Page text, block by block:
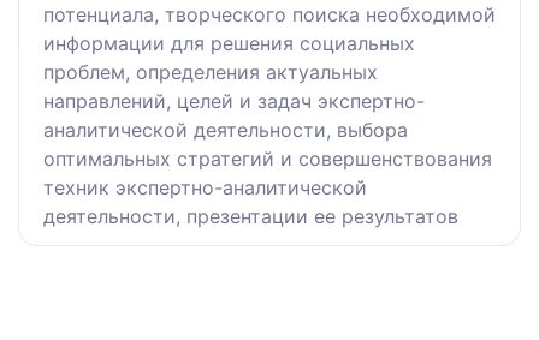
потенциала, творческого поиска необходимой
информации для решения социальных
проблем, определения актуальных
направлений, целей и задач экспертно-
аналитической деятельности, выбора
оптимальных стратегий и совершенствования
техник экспертно-аналитической
деятельности, презентации ее результатов